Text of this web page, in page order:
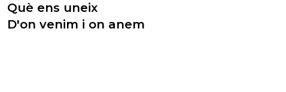
Què ens uneix
D'on venim i on anem